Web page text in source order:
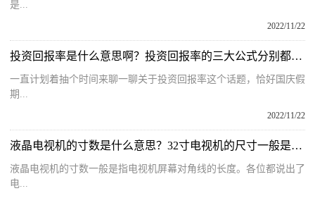
是...
2022/11/22
投资回报率是什么意思啊？投资回报率的三大公式分别都是什么呢？
一直计划着抽个时间来聊一聊关于投资回报率这个话题，恰好国庆假
期...
2022/11/22
液晶电视机的寸数是什么意思？32寸电视机的尺寸一般是多少米呢？
液晶电视机的寸数一般是指电视机屏幕对角线的长度。各位都说出了
电...